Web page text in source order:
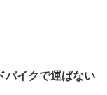
バイクで運ばない